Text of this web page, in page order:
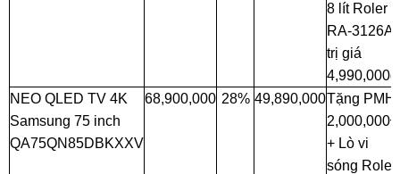
8 lít Roler
RA-3126A
trị giá
4,990,000đ
NEO QLED TV 4K
Samsung 75 inch
QA75QN85DBKXXV
68,900,000 28% 49,890,000Tặng PMH
2,000,000Đ
+ Lò vi
sóng Roler